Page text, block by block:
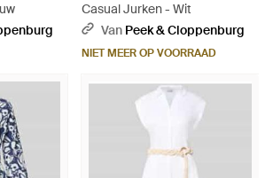
Casual Jurken - Wit
Van Peek & Cloppenburg
NIET MEER OP VOORRAAD